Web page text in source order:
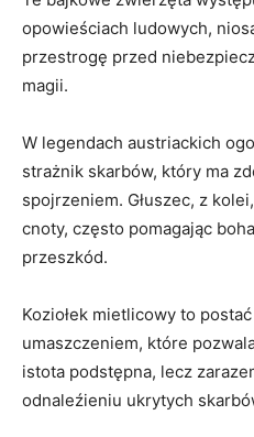
opowieściach ludowych,
przestrogę przed
magii.
W legendach austriackich
strażnik skarbów, ‍który ma
spojrzeniem. Głuszec, z
cnoty, często pomagając
⁣przeszkód.
Koziołek mietlicowy to
umaszczeniem, które⁤
istota podstępna, lecz⁤
odnaleźieniu ukrytych